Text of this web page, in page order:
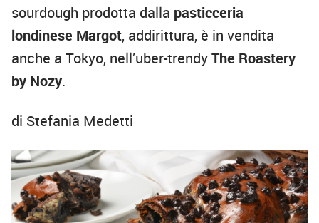
sourdough prodotta dalla pasticceria
londinese Margot, addirittura, è in vendita
anche a Tokyo, nell’uber-trendyThe Roastery
by Nozy.
di Stefania Medetti